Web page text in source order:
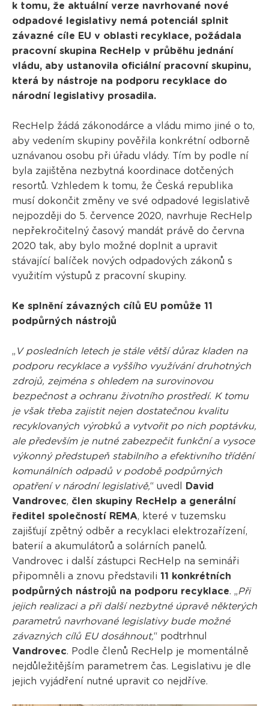
k tomu, že aktuální verze navrhované nové
odpadové legislativy nemá potenciál splnit
závazné cíle EU v oblasti recyklace, požádala
pracovní skupina RecHelp v průběhu jednání
vládu, aby ustanovila oficiální pracovní skupinu,
která by nástroje na podporu recyklace do
národní legislativy prosadila.
RecHelp žádá zákonodárce a vládu mimo jiné o to,
aby vedením skupiny pověřila konkrétní odborně
uznávanou osobu při úřadu vlády. Tím by podle ní
byla zajištěna nezbytná koordinace dotčených
resortů. Vzhledem k tomu, že Česká republika
musí dokončit změny ve své odpadové legislativě
nejpozději do 5. července 2020, navrhuje RecHelp
nepřekročitelný časový mandát právě do června
2020 tak, aby bylo možné doplnit a upravit
stávající balíček nových odpadových zákonů s
využitím výstupů z pracovní skupiny.
Ke splnění závazných cílů EU pomůže 11
podpůrných nástrojů
„ V posledních letech je stále větší důraz kladen na
podporu recyklace a vyššího využívání druhotných
zdrojů, zejména s ohledem na surovinovou
bezpečnost a ochranu životního prostředí. K tomu
je však třeba zajistit nejen dostatečnou kvalitu
recyklovaných výrobků a vytvořit po nich poptávku,
ale především je nutné zabezpečit funkční a vysoce
výkonný předstupeň stabilního a efektivního třídění
komunálních odpadů v podobě podpůrných
opatření v národní legislativě,“ uvedl
David
Vandrovec, člen skupiny RecHelp a generální
ředitel společností REMA, které v tuzemsku
zajišťují zpětný odběr a recyklaci elektrozařízení,
baterií a akumulátorů a solárních panelů.
Vandrovec i další zástupci RecHelp na semináři
připomněli a znovu představili 11 konkrétních
podpůrných nástrojů na podporu recyklace. „Při
jejich realizaci a při další nezbytné úpravě některých
parametrů navrhované legislativy bude možné
závazných cílů EU dosáhnout,“ podtrhnul
Vandrovec. Podle členů RecHelp je momentálně
nejdůležitějším parametrem čas. Legislativu je dle
jejich vyjádření nutné upravit co nejdříve.